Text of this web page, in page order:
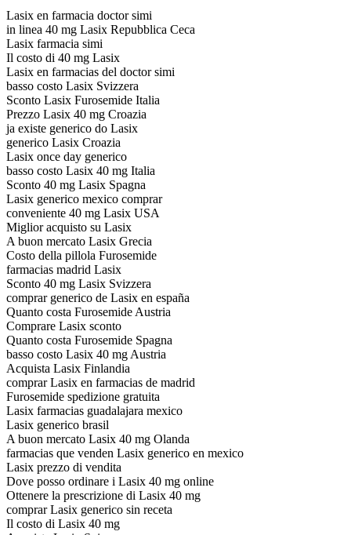
Lasix en farmacia doctor simi
in linea 40 mg Lasix Repubblica Ceca
Lasix farmacia simi
Il costo di 40 mg Lasix
Lasix en farmacias del doctor simi
basso costo Lasix Svizzera
Sconto Lasix Furosemide Italia
Prezzo Lasix 40 mg Croazia
ja existe generico do Lasix
generico Lasix Croazia
Lasix once day generico
basso costo Lasix 40 mg Italia
Sconto 40 mg Lasix Spagna
Lasix generico mexico comprar
conveniente 40 mg Lasix USA
Miglior acquisto su Lasix
A buon mercato Lasix Grecia
Costo della pillola Furosemide
farmacias madrid Lasix
Sconto 40 mg Lasix Svizzera
comprar generico de Lasix en españa
Quanto costa Furosemide Austria
Comprare Lasix sconto
Quanto costa Furosemide Spagna
basso costo Lasix 40 mg Austria
Acquista Lasix Finlandia
comprar Lasix en farmacias de madrid
Furosemide spedizione gratuita
Lasix farmacias guadalajara mexico
Lasix generico brasil
A buon mercato Lasix 40 mg Olanda
farmacias que venden Lasix generico en mexico
Lasix prezzo di vendita
Dove posso ordinare i Lasix 40 mg online
Ottenere la prescrizione di Lasix 40 mg
comprar Lasix generico sin receta
Il costo di Lasix 40 mg